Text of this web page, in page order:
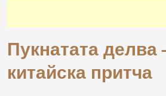
Пукнатата делва
китайска притча